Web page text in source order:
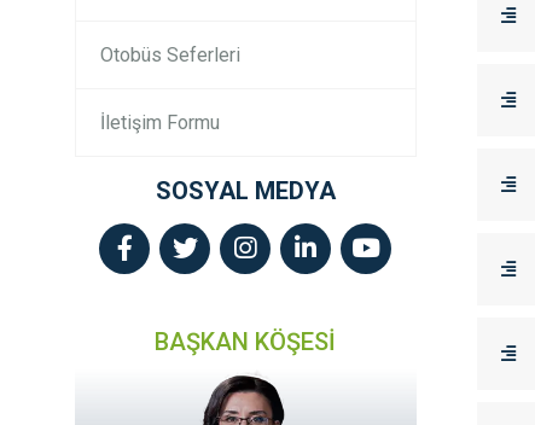
Otobüs Seferleri
İletişim Formu
SOSYAL MEDYA
BAŞKAN KÖŞESİ